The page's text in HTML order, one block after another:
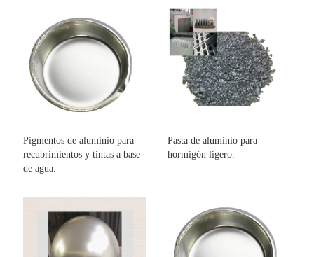
Pigmentos de aluminio para
recubrimientos y tintas a base
de agua.
Pasta de aluminio para
hormigón ligero.